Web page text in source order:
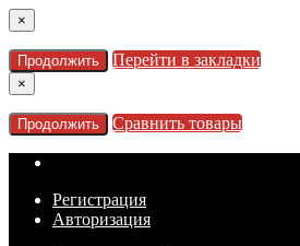
×
Продолжить Перейти в закладки
×
Продолжить Сравнить товары
Регистрация
Авторизация